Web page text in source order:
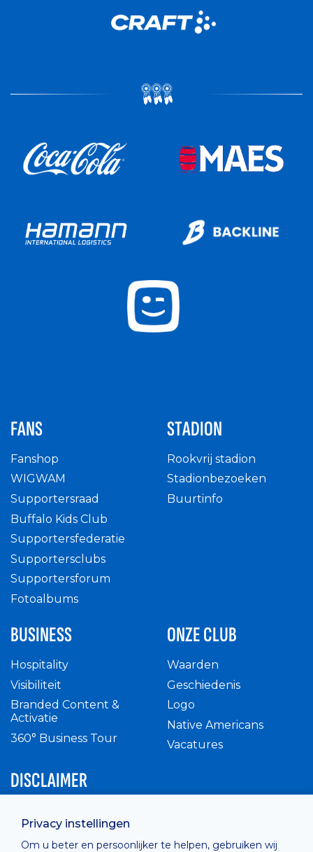
Privacy instellingen
Om u beter en persoonlijker te helpen, gebruiken wij
FANS
Fanshop
WIGWAM
Supportersraad
Buffalo Kids Club
Supportersfederatie
Supportersclubs
Supportersforum
Fotoalbums
STADION
Rookvrij stadion
Stadionbezoeken
Buurtinfo
BUSINESS
Hospitality
Visibiliteit
Branded Content &
Activatie
360° Business Tour
ONZE CLUB
Waarden
Geschiedenis
Logo
Native Americans
Vacatures
DISCLAIMER
Privacy Policy